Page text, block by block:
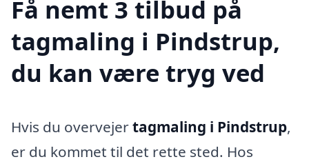
Få nemt 3 tilbud på
tagmaling i Pindstrup,
du kan være tryg ved
Hvis du overvejertagmaling i Pindstrup,
er du kommet til det rette sted. Hos